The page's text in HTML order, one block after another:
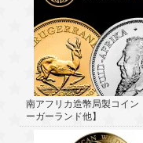
南アフリカ造幣局製コイン
ーガーランド他】